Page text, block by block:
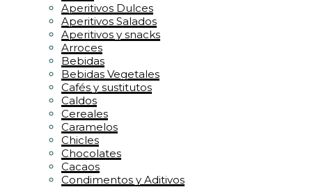
Aperitivos Dulces
Aperitivos Salados
Aperitivos y snacks
Arroces
Bebidas
Bebidas Vegetales
Cafés y sustitutos
Caldos
Cereales
Caramelos
Chicles
Chocolates
Cacaos
Condimentos y Aditivos